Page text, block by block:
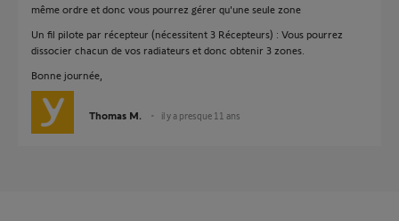
même ordre et donc vous pourrez gérer qu'une seule zone
Un fil pilote par récepteur (nécessitent 3 Récepteurs) : Vous pourrez
dissocier chacun de vos radiateurs et donc obtenir 3 zones.
Bonne journée,
Thomas M. il y a presque 11 ans